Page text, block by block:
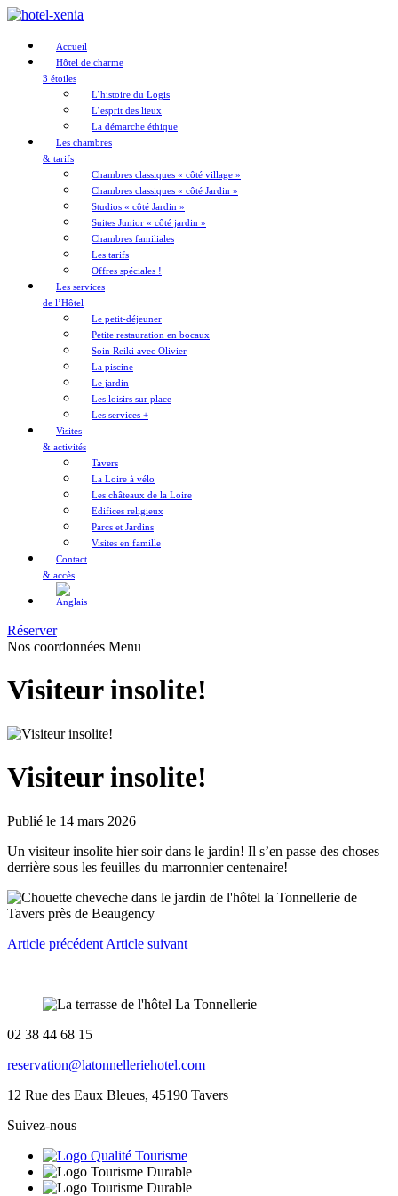
Accueil
Hôtel de charme
3 étoiles
L’histoire du Logis
L’esprit des lieux
La démarche éthique
Les chambres
& tarifs
Chambres classiques « côté village »
Chambres classiques « côté Jardin »
Studios « côté Jardin »
Suites Junior « côté jardin »
Chambres familiales
Les tarifs
Offres spéciales !
Les services
de l’Hôtel
Le petit-déjeuner
Petite restauration en bocaux
Soin Reiki avec Olivier
La piscine
Le jardin
Les loisirs sur place
Les services +
Visites
& activités
Tavers
La Loire à vélo
Les châteaux de la Loire
Edifices religieux
Parcs et Jardins
Visites en famille
Contact
& accès
Réserver
Nos coordonnées Menu
Visiteur insolite!
Visiteur insolite!
Publié le 14 mars 2026
Un visiteur insolite hier soir dans le jardin! Il s’en passe des choses
derrière sous les feuilles du marronnier centenaire!
Article précédent Article suivant
02 38 44 68 15
reservation@latonnelleriehotel.com
12 Rue des Eaux Bleues, 45190 Tavers
Suivez-nous